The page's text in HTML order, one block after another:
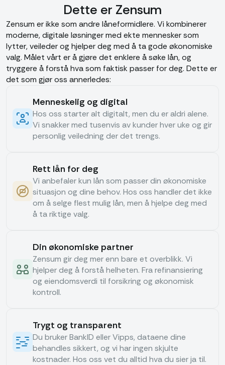
Dette er Zensum
Zensum er ikke som andre låneformidlere. Vi kombinerer
moderne, digitale løsninger med ekte mennesker som
lytter, veileder og hjelper deg med å ta gode økonomiske
valg. Målet vårt er å gjøre det enklere å søke lån, og
tryggere å forstå hva som faktisk passer for deg. Dette er
det som gjør oss annerledes:
Menneskelig og digital
Hos oss starter alt digitalt, men du er aldri alene.
Vi snakker med tusenvis av kunder hver uke og gir
personlig veiledning der det trengs.
Rett lån for deg
Vi anbefaler kun lån som passer din økonomiske
situasjon og dine behov. Hos oss handler det ikke
om å selge flest mulig lån, men å hjelpe deg med
å ta riktige valg.
Din økonomiske partner
Zensum gir deg mer enn bare et overblikk. Vi
hjelper deg å forstå helheten. Fra refinansiering
og eiendomsverdi til forsikring og økonomisk
kontroll.
Trygt og transparent
Du bruker BankID eller Vipps, dataene dine
behandles sikkert, og vi har ingen skjulte
kostnader. Hos oss vet du alltid hva du sier ja til.